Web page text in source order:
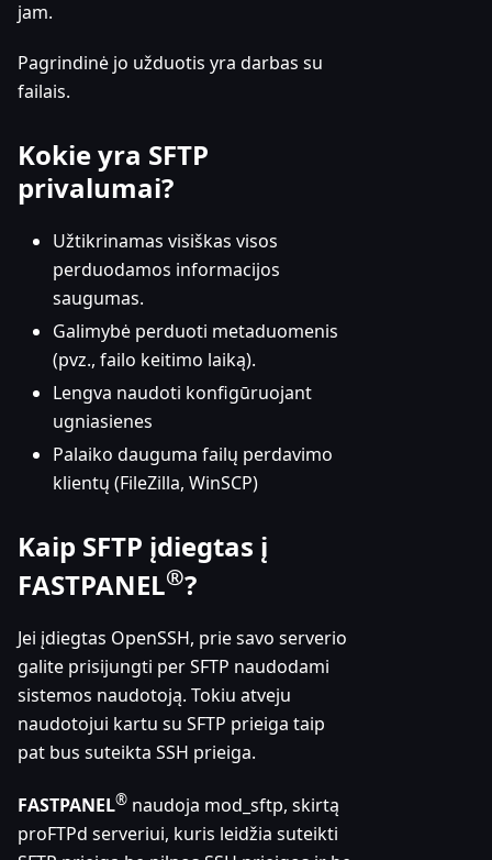
jam.
Pagrindinė jo užduotis yra darbas su
failais.
Kokie yra SFTP
privalumai?
Užtikrinamas visiškas visos
perduodamos informacijos
saugumas.
Galimybė perduoti metaduomenis
(pvz., failo keitimo laiką).
Lengva naudoti konfigūruojant
ugniasienes
Palaiko dauguma failų perdavimo
klientų (FileZilla, WinSCP)
Kaip SFTP įdiegtas į
FASTPANEL®?
Jei įdiegtas OpenSSH, prie savo serverio
galite prisijungti per SFTP naudodami
sistemos naudotoją. Tokiu atveju
naudotojui kartu su SFTP prieiga taip
pat bus suteikta SSH prieiga.
FASTPANEL® naudoja mod_sftp, skirtą
proFTPd serveriui, kuris leidžia suteikti